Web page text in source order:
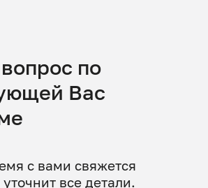
по
Вас
с вами свяжется
все детали.